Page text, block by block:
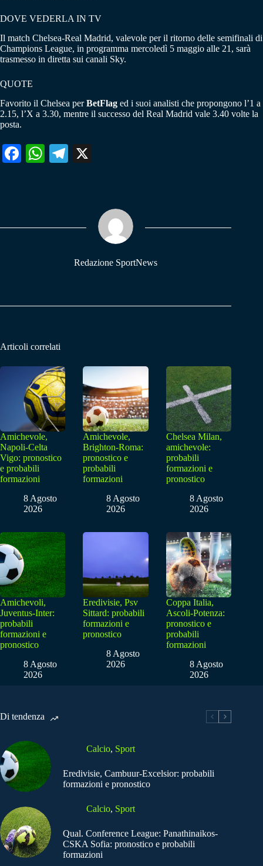
DOVE VEDERLA IN TV
Il match Chelsea-Real Madrid, valevole per il ritorno delle semifinali di
Champions League, in programma mercoledì 5 maggio alle 21, sarà
trasmesso in diretta sui canali Sky.
QUOTE
Favorito il Chelsea perBetFlag ed i suoi analisti che propongono l’1 a
2.15, l’X a 3.30, mentre il successo del Real Madrid vale 3.40 volte la
posta.
Fa W
pp
Te
m
Redazione SportNews
Articoli correlati
Amichevole,
Napoli-Celta
Vigo: pronostico
e probabili
formazioni
8 Agosto
2026
Amichevole,
Brighton-Roma:
pronostico e
probabili
formazioni
8 Agosto
2026
Chelsea Milan,
amichevole:
probabili
formazioni e
pronostico
8 Agosto
2026
Amichevoli,
Juventus-Inter:
probabili
formazioni e
pronostico
8 Agosto
2026
Eredivisie, Psv
Sittard: probabili
formazioni e
pronostico
8 Agosto
2026
Coppa Italia,
Ascoli-Potenza:
pronostico e
probabili
formazioni
8 Agosto
2026
Di tendenza
Calcio, Sport
Eredivisie, Cambuur-Excelsior: probabili
formazioni e pronostico
Calcio, Sport
Qual. Conference League: Panathinaikos-
CSKA Sofia: pronostico e probabili
formazioni